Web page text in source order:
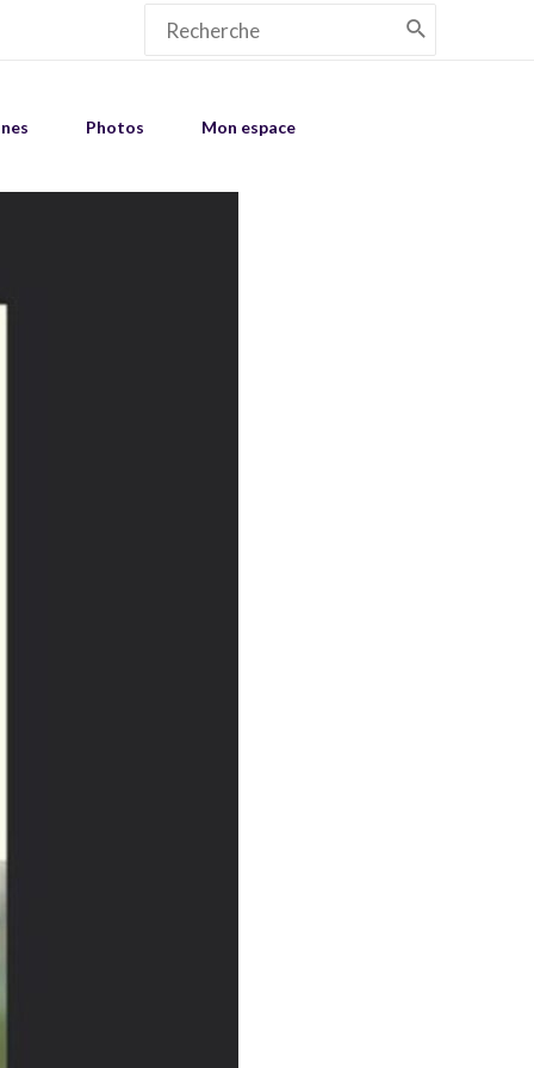
Search
Photos Mon espace